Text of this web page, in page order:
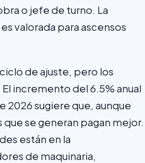
o jefe de turno. La
valorada para ascensos
de ajuste, pero los
incremento del 6.5% anual
2026 sugiere que, aunque
se generan pagan mejor.
están en la
de maquinaria,